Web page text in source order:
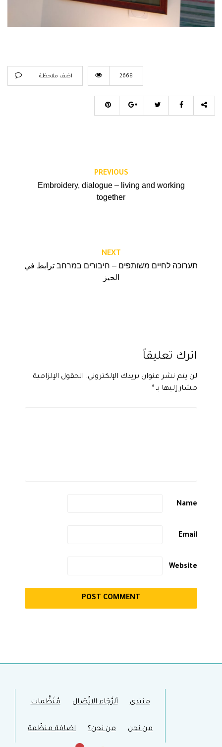
اضف ملاحظة 2668
PREVIOUS
Embroidery, dialogue – living and working
together
NEXT
תערוכה לחיים משותפים – חיבורים במרחב ترابط في
الحيز
اترك تعليقاً
لن يتم نشر عنوان بريدك الإلكتروني. الحقول الإلزامية
مشار إليها بـ *
Name
Email
Website
منتدى ألرَّجَاء الاتٌِصَال مُنَظَّمات
من نحن من نحن؟ اضافة منظّمة